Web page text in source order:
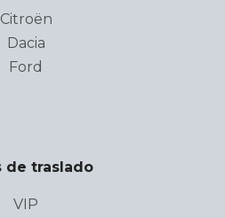
Citroën
Dacia
Ford
de traslado
VIP